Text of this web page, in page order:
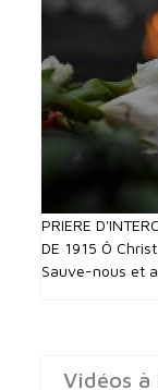
PRIERE
DE 1915 Ô
Sauve-nous et
Vidéos à